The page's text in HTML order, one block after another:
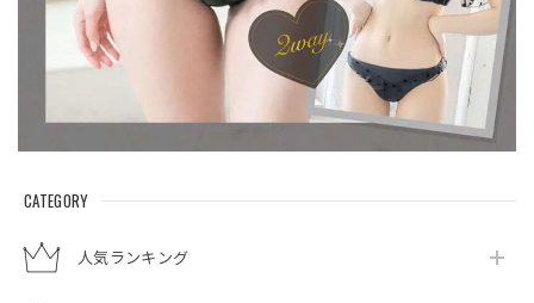
CATEGORY
人気ランキング